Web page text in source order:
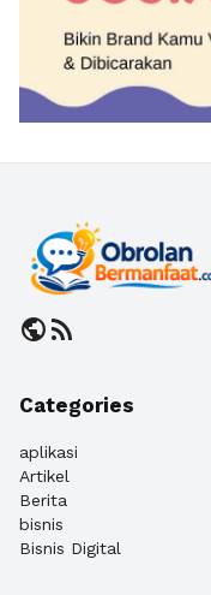
publicrss_feed
Categories
aplikasi
Artikel
Berita
bisnis
Bisnis Digital